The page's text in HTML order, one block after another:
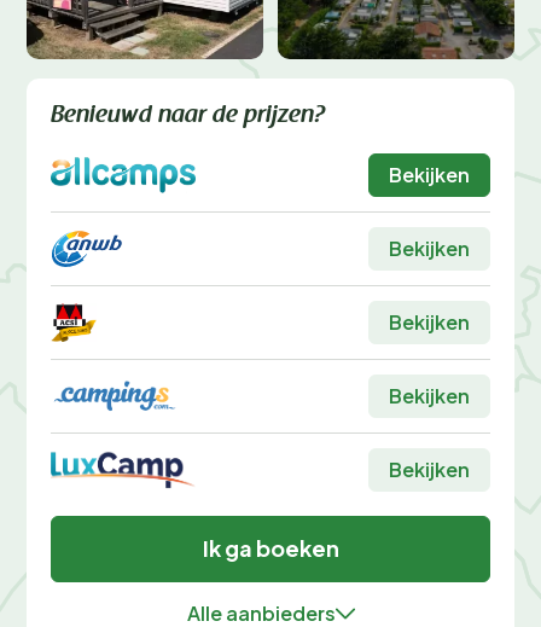
Benieuwd naar de prijzen?
Bekijken
Bekijken
Bekijken
Bekijken
Bekijken
Ik ga boeken
Alle aanbieders